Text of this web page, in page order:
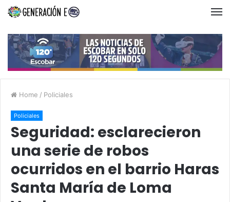
Home / Policiales
Policiales
Seguridad: esclarecieron
una serie de robos
ocurridos en el barrio Haras
Santa María de Loma